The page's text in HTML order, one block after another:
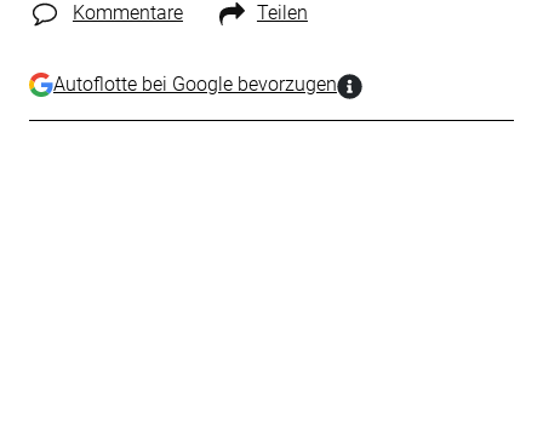
Kommentare Teilen
Autoflotte bei Google bevorzugen